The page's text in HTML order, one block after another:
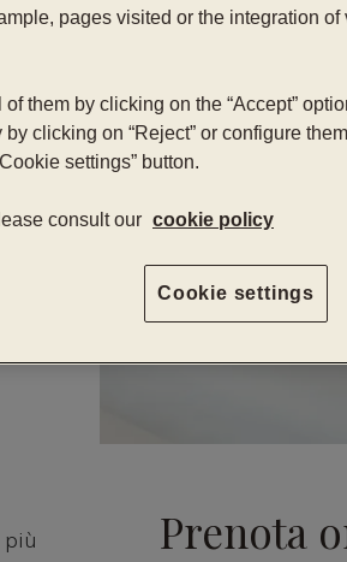
Prenota
pages visited or the integration of
them by clicking on the “Accept”
clicking on “Reject” or configure
settings” button.
consult our cookie policy
Cookie settings